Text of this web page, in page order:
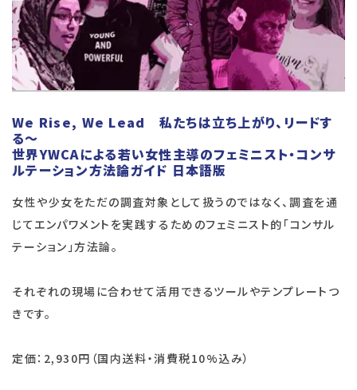
We Rise, We Lead 私たちは立ち上がり、リードす
る～
世界YWCAによる若い女性主導のフェミニスト・コンサ
ルテーション方法論ガイド 日本語版
女性や少女をただの調査対象として扱うのではなく、調査を通
じてエンパワメントを実践するためのフェミニスト的「コンサル
テーション」方法論。
それぞれの現場に合わせて活用できるツールやテンプレートつ
きです。
定価：2,930円（国内送料・消費税10%込み）